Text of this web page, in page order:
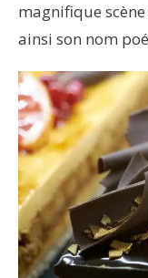
magnifique
ainsi son nom